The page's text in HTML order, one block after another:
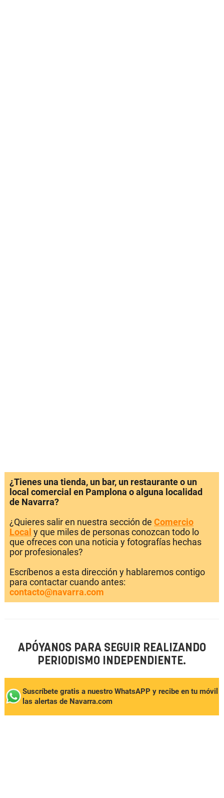
¿Tienes una tienda, un bar, un restaurante o un
local comercial en Pamplona o alguna localidad
de Navarra?
¿Quieres salir en nuestra sección de Comercio
Local y que miles de personas conozcan todo lo
que ofreces con una noticia y fotografías hechas
por profesionales?
Escríbenos a esta dirección y hablaremos contigo
para contactar cuando antes:
contacto@navarra.com
APÓYANOS PARA SEGUIR REALIZANDO
PERIODISMO INDEPENDIENTE.
Suscríbete gratis a nuestro WhatsAPP y recibe en tu móvil
las alertas de Navarra.com